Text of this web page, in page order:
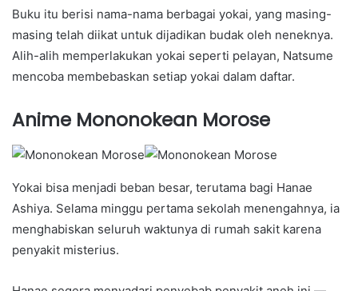
Buku itu berisi nama-nama berbagai yokai, yang masing-
masing telah diikat untuk dijadikan budak oleh neneknya.
Alih-alih memperlakukan yokai seperti pelayan, Natsume
mencoba membebaskan setiap yokai dalam daftar.
Anime Mononokean Morose
Yokai bisa menjadi beban besar, terutama bagi Hanae
Ashiya. Selama minggu pertama sekolah menengahnya, ia
menghabiskan seluruh waktunya di rumah sakit karena
penyakit misterius.